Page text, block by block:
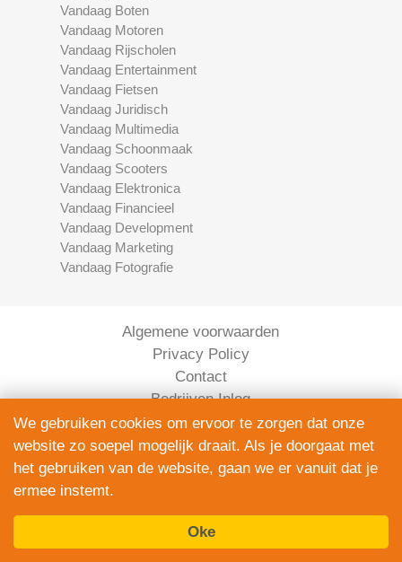
Vandaag Boten
Vandaag Motoren
Vandaag Rijscholen
Vandaag Entertainment
Vandaag Fietsen
Vandaag Juridisch
Vandaag Multimedia
Vandaag Schoonmaak
Vandaag Scooters
Vandaag Elektronica
Vandaag Financieel
Vandaag Development
Vandaag Marketing
Vandaag Fotografie
Algemene voorwaarden
Privacy Policy
Contact
Bedrijven Inlog
We gebruiken cookies om ervoor te zorgen dat onze
website zo soepel mogelijk draait. Als je doorgaat met
het gebruiken van de website, gaan we er vanuit dat je
ermee instemt.
Oke